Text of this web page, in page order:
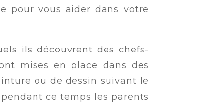
pour vous aider dans votre
ils découvrent des chefs-
mises en place dans des
ou de dessin suivant le
ce temps les parents